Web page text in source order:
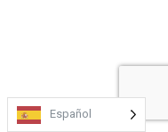
Español